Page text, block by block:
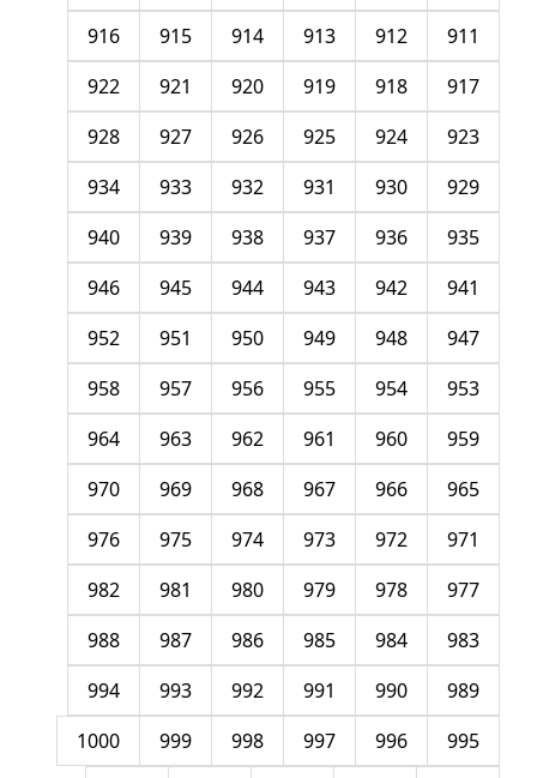
911
912
913
914
915
916
917
918
919
920
921
922
923
924
925
926
927
928
929
930
931
932
933
934
935
936
937
938
939
940
941
942
943
944
945
946
947
948
949
950
951
952
953
954
955
956
957
958
959
960
961
962
963
964
965
966
967
968
969
970
971
972
973
974
975
976
977
978
979
980
981
982
983
984
985
986
987
988
989
990
991
992
993
994
995
996
997
998
999
1000